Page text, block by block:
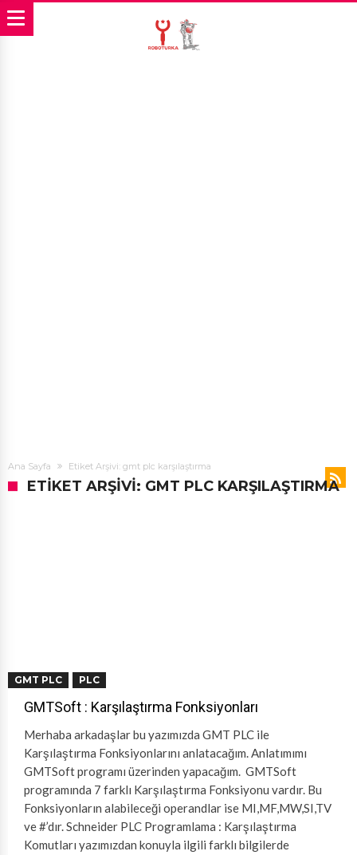
Ana Sayfa Etiket Arşivi: gmt plc karşılaştırma
ETIKET ARŞIVI: GMT PLC KARŞILAŞTIRMA
GMT PLC PLC
GMTSoft : Karşılaştırma Fonksiyonları
Merhaba arkadaşlar bu yazımızda GMT PLC ile
Karşılaştırma Fonksiyonlarını anlatacağım. Anlatımımı
GMTSoft programı üzerinden yapacağım. GMTSoft
programında 7 farklı Karşılaştırma Fonksiyonu vardır. Bu
Fonksiyonların alabileceği operandlar ise MI,MF,MW,SI,TV
ve #’dır. Schneider PLC Programlama : Karşılaştırma
Komutları yazımızdan konuyla ilgili farklı bilgilerde